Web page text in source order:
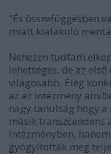
"És összefüggésben
miatt kialakuló
Nehezen tudtam
lehetséges, de az
világosabb. Elég
az az intézmény
nagy tanulság hogy a
másik transzcendens
intézményben,
gyógyították meg